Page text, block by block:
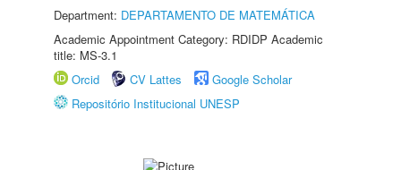
Department: DEPARTAMENTO DE MATEMÁTICA
Academic Appointment Category: RDIDP Academic
title: MS-3.1
Orcid
CV Lattes
Google Scholar
Repositório Institucional UNESP